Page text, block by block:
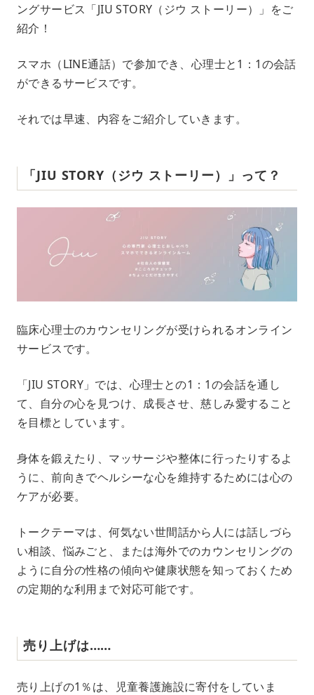
ングサービス「JIU STORY（ジウ ストーリー）」をご
紹介！
スマホ（LINE通話）で参加でき、心理士と1：1の会話
ができるサービスです。
それでは早速、内容をご紹介していきます。
「JIU STORY（ジウ ストーリー）」って？
臨床心理士のカウンセリングが受けられるオンライン
サービスです。
「JIU STORY」では、心理士との1：1の会話を通し
て、自分の心を見つけ、成長させ、慈しみ愛すること
を目標としています。
身体を鍛えたり、マッサージや整体に行ったりするよ
うに、前向きでヘルシーな心を維持するためには心の
ケアが必要。
トークテーマは、何気ない世間話から人には話しづら
い相談、悩みごと、または海外でのカウンセリングの
ように自分の性格の傾向や健康状態を知っておくため
の定期的な利用まで対応可能です。
売り上げは……
売り上げの1％は、児童養護施設に寄付をしていま